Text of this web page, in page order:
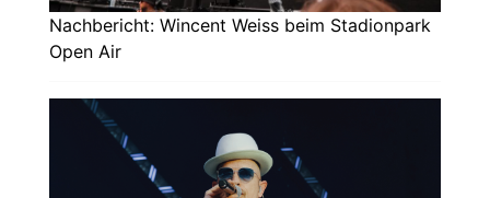
Nachbericht: Wincent Weiss beim Stadionpark
Open Air